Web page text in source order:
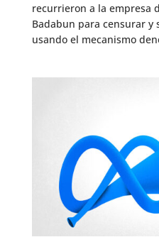
recurrieron a la empresa
Badabun para censurar y
usando el mecanismo